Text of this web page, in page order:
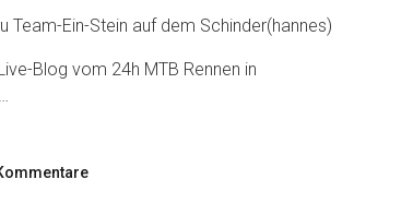
Team-Ein-Stein auf dem Schinder(hannes)
Blog vom 24h MTB Rennen in